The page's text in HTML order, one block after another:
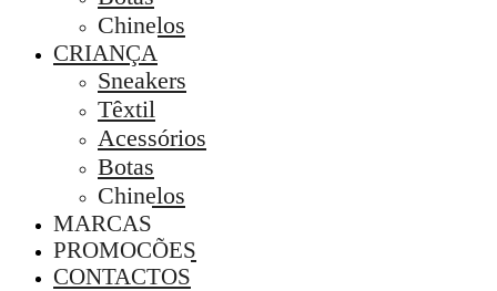
Chinelos
CRIANÇA
Sneakers
Têxtil
Acessórios
Botas
Chinelos
MARCAS
PROMOÇÕES
CONTACTOS